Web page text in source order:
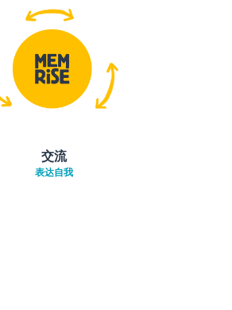
交流
表达自我